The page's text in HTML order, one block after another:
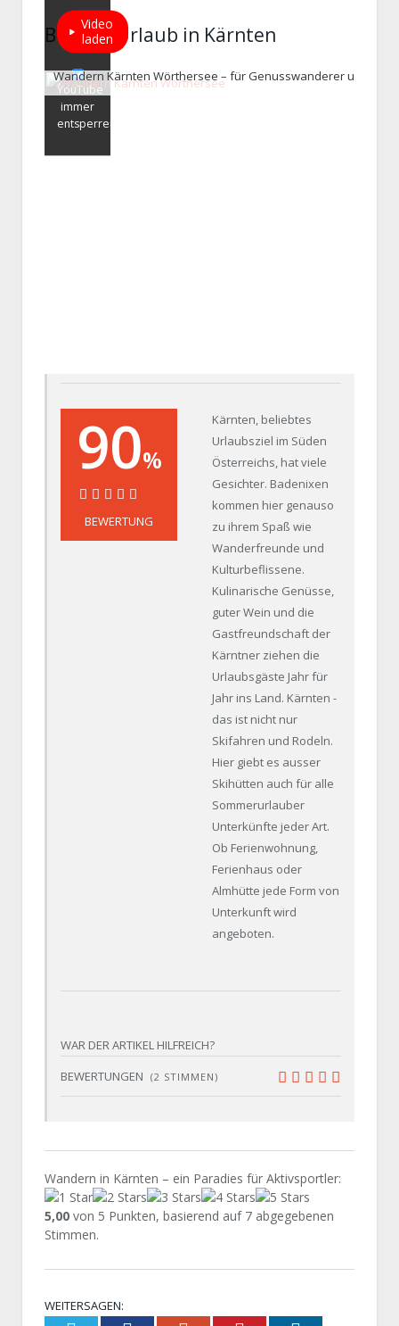
Video
laden
YouTube
immer
entsperren
Bilder – Urlaub in Kärnten
90%
90%
BEWERTUNG
Kärnten, beliebtes
Urlaubsziel im Süden
Österreichs, hat viele
Gesichter. Badenixen
kommen hier genauso
zu ihrem Spaß wie
Wanderfreunde und
Kulturbeflissene.
Kulinarische Genüsse,
guter Wein und die
Gastfreundschaft der
Kärntner ziehen die
Urlaubsgäste Jahr für
Jahr ins Land. Kärnten -
das ist nicht nur
Skifahren und Rodeln.
Hier giebt es ausser
Skihütten auch für alle
Sommerurlauber
Unterkünfte jeder Art.
Ob Ferienwohnung,
Ferienhaus oder
Almhütte jede Form von
Unterkunft wird
angeboten.
WAR DER ARTIKEL HILFREICH?
BEWERTUNGEN (2 STIMMEN)
Wandern in Kärnten – ein Paradies für Aktivsportler:
5,00 von 5 Punkten, basierend auf 7 abgegebenen
Stimmen.
WEITERSAGEN: